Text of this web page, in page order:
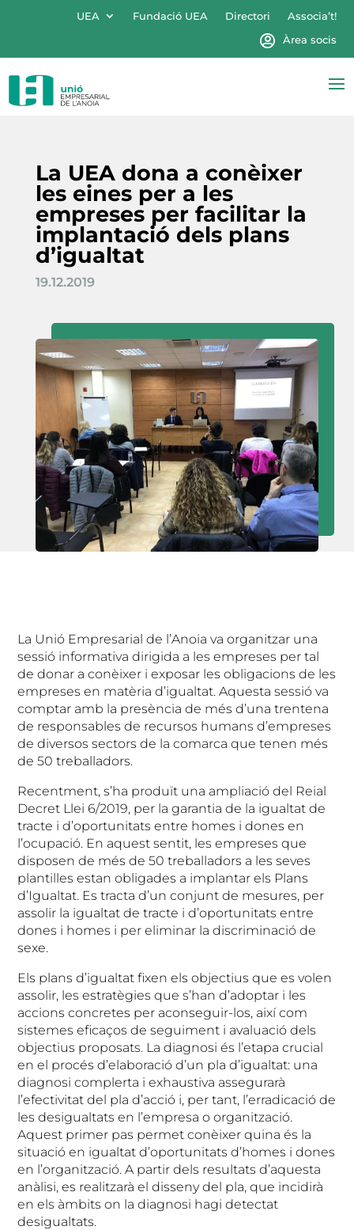
UEA Fundació UEA Directori
Associa’t!
Àrea socis
La UEA dona a conèixer
les eines per a les
empreses per facilitar la
implantació dels plans
d’igualtat
19.12.2019
La Unió Empresarial de l’Anoia va organitzar una
sessió informativa dirigida a les empreses per tal
de donar a conèixer i exposar les obligacions de les
empreses en matèria d’igualtat. Aquesta sessió va
comptar amb la presència de més d’una trentena
de responsables de recursos humans d’empreses
de diversos sectors de la comarca que tenen més
de 50 treballadors.
Recentment, s’ha produït una ampliació del Reial
Decret Llei 6/2019, per la garantia de la igualtat de
tracte i d’oportunitats entre homes i dones en
l’ocupació. En aquest sentit, les empreses que
disposen de més de 50 treballadors a les seves
plantilles estan obligades a implantar els Plans
d’Igualtat. Es tracta d’un conjunt de mesures, per
assolir la igualtat de tracte i d’oportunitats entre
dones i homes i per eliminar la discriminació de
sexe.
Els plans d’igualtat fixen els objectius que es volen
assolir, les estratègies que s’han d’adoptar i les
accions concretes per aconseguir-los, així com
sistemes eficaços de seguiment i avaluació dels
objectius proposats. La diagnosi és l’etapa crucial
en el procés d’elaboració d’un pla d’igualtat: una
diagnosi complerta i exhaustiva assegurarà
l’efectivitat del pla d’acció i, per tant, l’erradicació de
les desigualtats en l’empresa o organització.
Aquest primer pas permet conèixer quina és la
situació en igualtat d’oportunitats d’homes i dones
en l’organització. A partir dels resultats d’aquesta
anàlisi, es realitzarà el disseny del pla, que incidirà
en els àmbits on la diagnosi hagi detectat
desigualtats.